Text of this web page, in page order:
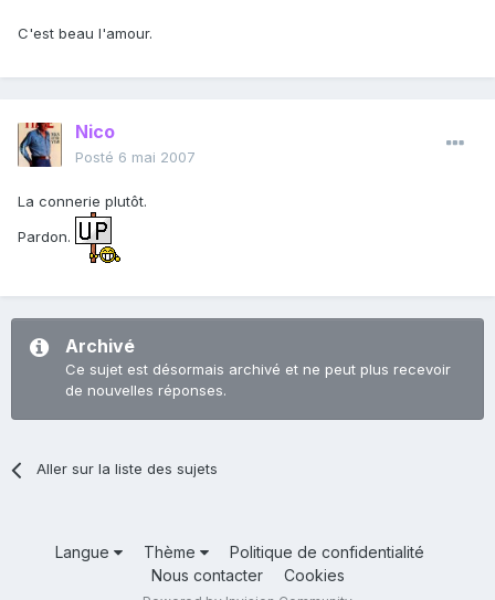
C'est beau l'amour.
Nico
Posté 6 mai 2007
La connerie plutôt.
Pardon.
Archivé
Ce sujet est désormais archivé et ne peut plus recevoir
de nouvelles réponses.
Aller sur la liste des sujets
Langue Thème
Politique de confidentialité
Nous contacter
Cookies